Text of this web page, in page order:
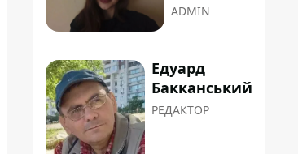
ADMIN
Едуард
Бакканський
РЕДАКТОР